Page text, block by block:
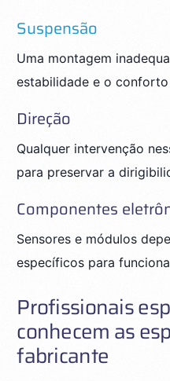
Suspensão
Uma montagem
estabilidade e o
Direção
Qualquer intervenção
para preservar a
Componentes
Sensores e módulos
específicos para
Profissionais
conhecem as
fabricante